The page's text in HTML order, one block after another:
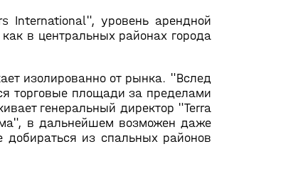
International", уровень арендной
в центральных районах города
изолированно от рынка. "Вслед
торговые площади за пределами
генеральный директор "Terra
в дальнейшем возможен даже
из спальных районов